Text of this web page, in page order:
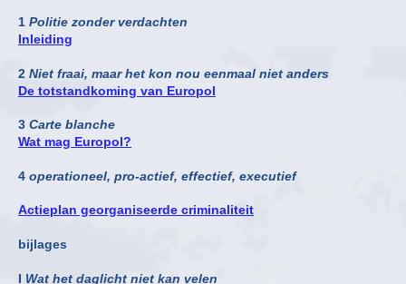
1 Politie zonder verdachten
Inleiding
2 Niet fraai, maar het kon nou eenmaal niet anders
De totstandkoming van Europol
3 Carte blanche
Wat mag Europol?
4 operationeel, pro-actief, effectief, executief
Actieplan georganiseerde criminaliteit
bijlages
I Wat het daglicht niet kan velen